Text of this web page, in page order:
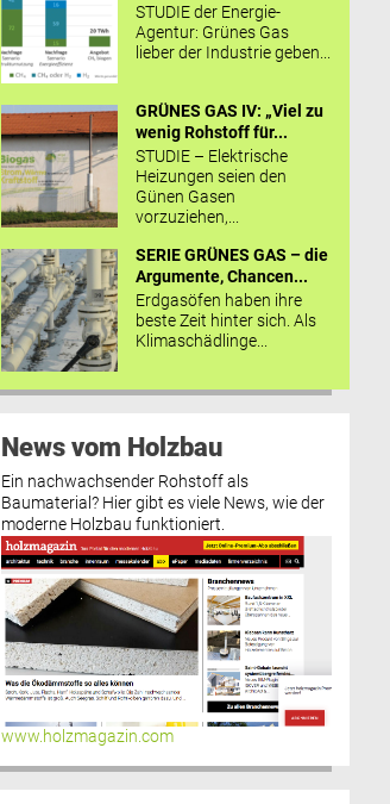
STUDIE der Energie-
Agentur: Grünes Gas
lieber der Industrie geben...
GRÜNES GAS IV: „Viel zu
wenig Rohstoff für...
STUDIE – Elektrische
Heizungen seien den
Günen Gasen
vorzuziehen,...
SERIE GRÜNES GAS – die
Argumente, Chancen...
Erdgasöfen haben ihre
beste Zeit hinter sich. Als
Klimaschädlinge...
News vom Holzbau
Ein nachwachsender Rohstoff als
Baumaterial? Hier gibt es viele News, wie der
moderne Holzbau funktioniert.
www.holzmagazin.com